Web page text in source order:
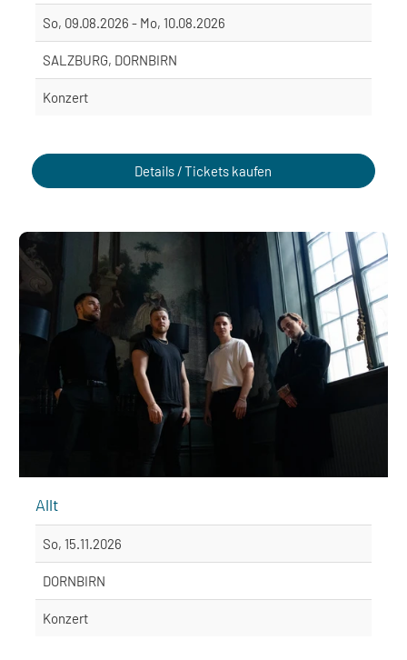
So, 09.08.2026 - Mo, 10.08.2026
SALZBURG, DORNBIRN
Konzert
Details / Tickets kaufen
Allt
So, 15.11.2026
DORNBIRN
Konzert